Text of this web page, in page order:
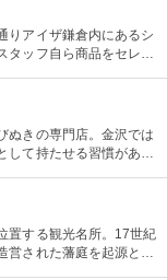
ィックストリートなど
りアイザ鎌倉内にあるシ
タッフ自ら商品をセレク
くわくします！
ぬきの専門店。金沢では
して持たせる習慣があ
作ることもできる。
置する観光名所。17世紀
された藩庭を起源とす